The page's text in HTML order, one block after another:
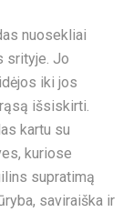
nuosekliai
srityje. Jo
iki jos
išsiskirti.
kartu su
kuriose
supratimą
saviraiška ir